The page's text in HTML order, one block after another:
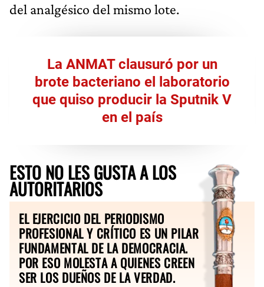
del analgésico del mismo lote.
La ANMAT clausuró por un
brote bacteriano el laboratorio
que quiso producir la Sputnik V
en el país
ESTO NO LES GUSTA A LOS
AUTORITARIOS
EL EJERCICIO DEL PERIODISMO
PROFESIONAL Y CRÍTICO ES UN PILAR
FUNDAMENTAL DE LA DEMOCRACIA.
POR ESO MOLESTA A QUIENES CREEN
SER LOS DUEÑOS DE LA VERDAD.